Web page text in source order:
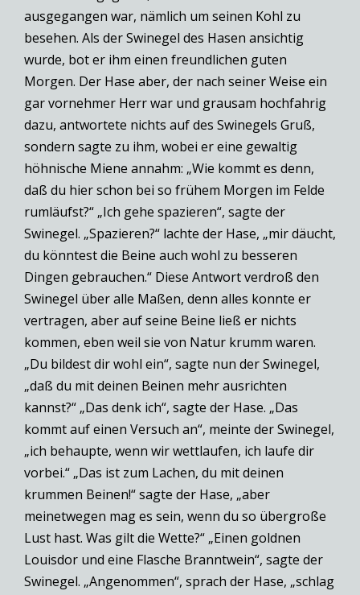
ausgegangen war, nämlich um seinen Kohl zu
besehen. Als der Swinegel des Hasen ansichtig
wurde, bot er ihm einen freundlichen guten
Morgen. Der Hase aber, der nach seiner Weise ein
gar vornehmer Herr war und grausam hochfahrig
dazu, antwortete nichts auf des Swinegels Gruß,
sondern sagte zu ihm, wobei er eine gewaltig
höhnische Miene annahm: „Wie kommt es denn,
daß du hier schon bei so frühem Morgen im Felde
rumläufst?“ „Ich gehe spazieren“, sagte der
Swinegel. „Spazieren?“ lachte der Hase, „mir däucht,
du könntest die Beine auch wohl zu besseren
Dingen gebrauchen.“ Diese Antwort verdroß den
Swinegel über alle Maßen, denn alles konnte er
vertragen, aber auf seine Beine ließ er nichts
kommen, eben weil sie von Natur krumm waren.
„Du bildest dir wohl ein“, sagte nun der Swinegel,
„daß du mit deinen Beinen mehr ausrichten
kannst?“ „Das denk ich“, sagte der Hase. „Das
kommt auf einen Versuch an“, meinte der Swinegel,
„ich behaupte, wenn wir wettlaufen, ich laufe dir
vorbei.“ „Das ist zum Lachen, du mit deinen
krummen Beinen!“ sagte der Hase, „aber
meinetwegen mag es sein, wenn du so übergroße
Lust hast. Was gilt die Wette?“ „Einen goldnen
Louisdor und eine Flasche Branntwein“, sagte der
Swinegel. „Angenommen“, sprach der Hase, „schlag